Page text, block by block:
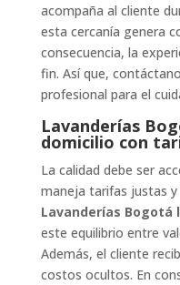
acompaña al cliente
esta cercanía genera
consecuencia, la
fin. Así que,
profesional para el
Lavanderías
domicilio con
La calidad debe ser
maneja tarifas justas
Lavanderías Bogotá
este equilibrio entre
Además, el cliente
costos ocultos. En